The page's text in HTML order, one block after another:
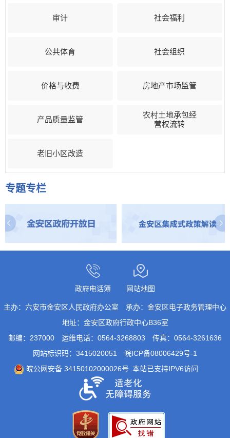
审计 社会福利
公共体育 社会组织
价格与收费 房地产市场监管
产品质量监管
农村土地承包经
营权流转
老旧小区改造
专题专栏
政府电话簿 网站地图
主办：六安市金安区人民政府办公室
承办：金安区电子政务管理中心
地址：金安区政府行政中心B36室
邮编：237000
运维电话：0564-3268803
传真：0564-3261636
网站标识码：3415020051
皖ICP备08006429号-1
皖公网安备 34150102000026号 本站已支持IPV6访问